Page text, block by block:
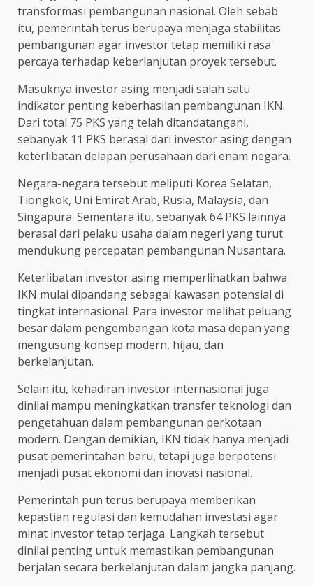
transformasi pembangunan nasional. Oleh sebab
itu, pemerintah terus berupaya menjaga stabilitas
pembangunan agar investor tetap memiliki rasa
percaya terhadap keberlanjutan proyek tersebut.
Masuknya investor asing menjadi salah satu
indikator penting keberhasilan pembangunan IKN.
Dari total 75 PKS yang telah ditandatangani,
sebanyak 11 PKS berasal dari investor asing dengan
keterlibatan delapan perusahaan dari enam negara.
Negara-negara tersebut meliputi Korea Selatan,
Tiongkok, Uni Emirat Arab, Rusia, Malaysia, dan
Singapura. Sementara itu, sebanyak 64 PKS lainnya
berasal dari pelaku usaha dalam negeri yang turut
mendukung percepatan pembangunan Nusantara.
Keterlibatan investor asing memperlihatkan bahwa
IKN mulai dipandang sebagai kawasan potensial di
tingkat internasional. Para investor melihat peluang
besar dalam pengembangan kota masa depan yang
mengusung konsep modern, hijau, dan
berkelanjutan.
Selain itu, kehadiran investor internasional juga
dinilai mampu meningkatkan transfer teknologi dan
pengetahuan dalam pembangunan perkotaan
modern. Dengan demikian, IKN tidak hanya menjadi
pusat pemerintahan baru, tetapi juga berpotensi
menjadi pusat ekonomi dan inovasi nasional.
Pemerintah pun terus berupaya memberikan
kepastian regulasi dan kemudahan investasi agar
minat investor tetap terjaga. Langkah tersebut
dinilai penting untuk memastikan pembangunan
berjalan secara berkelanjutan dalam jangka panjang.